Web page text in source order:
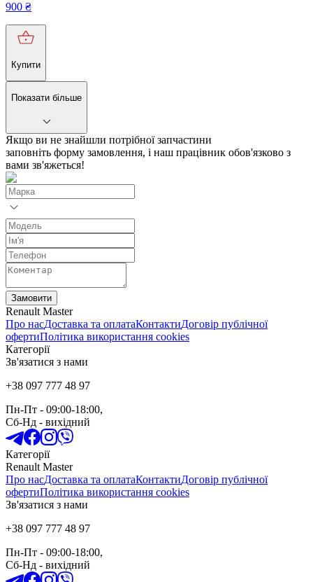
900 ₴
Купити
Показати більше
Якщо ви не знайшли потрібної запчастини
заповніть форму замовлення, і наш працівник обов'язково з
вами зв'яжеться!
Замовити
Renault Master
Про насДоставка та оплатаКонтактиДоговір публічної
офертиПолітика використання cookies
Категорії
Зв'язатися з нами
+38 097 777 48 97
Пн-Пт - 09:00-18:00,
Сб-Нд - вихідний
Категорії
Renault Master
Про насДоставка та оплатаКонтактиДоговір публічної
офертиПолітика використання cookies
Зв'язатися з нами
+38 097 777 48 97
Пн-Пт - 09:00-18:00,
Сб-Нд - вихідний